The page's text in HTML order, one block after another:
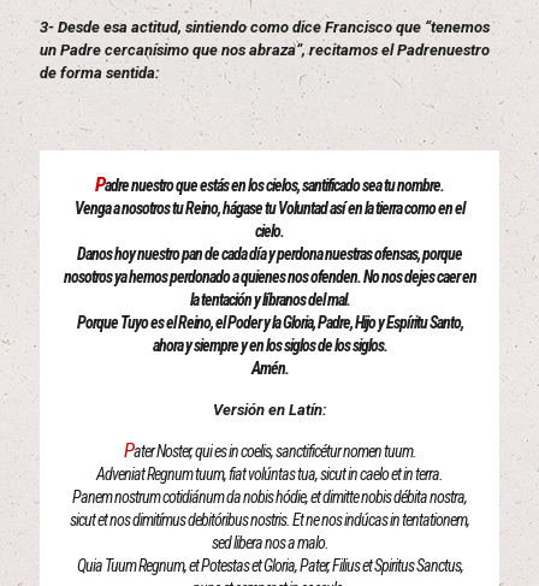
3- Desde esa actitud, sintiendo como dice Francisco que “tenemos
un Padre cercanísimo que nos abraza”, recitamos el Padrenuestro
de forma sentida:
Padre nuestro que estás en los cielos, santificado sea tu nombre.
Venga a nosotros tu Reino, hágase tu Voluntad así en la tierra como en el
cielo.
Danos hoy nuestro pan de cada día y perdona nuestras ofensas, porque
nosotros ya hemos perdonado a quienes nos ofenden. No nos dejes caer en
la tentación y líbranos del mal.
Porque Tuyo es el Reino, el Poder y la Gloria, Padre, Hijo y Espíritu Santo,
ahora y siempre y en los siglos de los siglos.
Amén.
Versión en Latín:
Pater Noster, qui es in coelis, sanctificétur nomen tuum.
Adveniat Regnum tuum, fiat volúntas tua, sicut in caelo et in terra.
Panem nostrum cotidiánum da nobis hódie, et dimitte nobis débita nostra,
sicut et nos dimitímus debitóribus nostris. Et ne nos indúcas in tentationem,
sed libera nos a malo.
Quia Tuum Regnum, et Potestas et Gloria, Pater, Filius et Spiritus Sanctus,